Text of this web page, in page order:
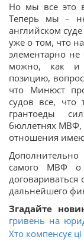
Но мы все это
Теперь мы –
английском
уже о том, что
элементарно не
можно, как и
позицию,
что Минюст
судов все, что
грантоеды
бюллетнях МВФ,
отношения
самого МВФ о
дальнейшего
Згадайте
гривень на
Хто компенсує